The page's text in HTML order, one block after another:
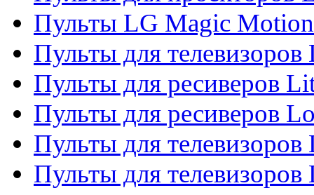
Пульты LG Magic Motion
Пульты для
Пульты для ресиверов
Пульты для ресиверов
Пульты для телевизоров
Пульты для